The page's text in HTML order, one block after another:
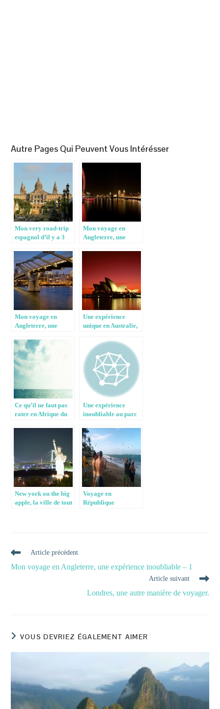
Autre Pages Qui Peuvent Vous Intérésser
Mon very road-trip
espagnol d’il y a 3
Mon voyage en
Angleterre, une
Mon voyage en
Angleterre, une
inoubliable – 1
Une expérience
unique en Australie,
Ce qu’il ne faut pas
rater en Afrique du
Une expérience
inoubliable au parc
New york ou the big
apple, la ville de tout
Voyage en
République
Read
articles
Article précédent
Mon voyage en Angleterre, une expérience inoubliable – 1
Article suivant
Londres, une autre manière de voyager.
VOUS DEVRIEZ ÉGALEMENT AIMER